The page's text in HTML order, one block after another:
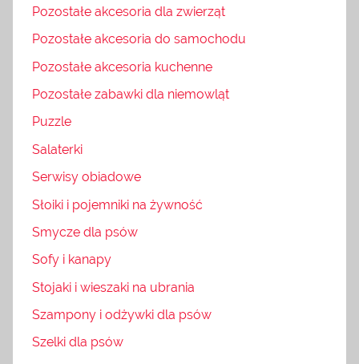
Pozostałe akcesoria dla zwierząt
Pozostałe akcesoria do samochodu
Pozostałe akcesoria kuchenne
Pozostałe zabawki dla niemowląt
Puzzle
Salaterki
Serwisy obiadowe
Słoiki i pojemniki na żywność
Smycze dla psów
Sofy i kanapy
Stojaki i wieszaki na ubrania
Szampony i odżywki dla psów
Szelki dla psów